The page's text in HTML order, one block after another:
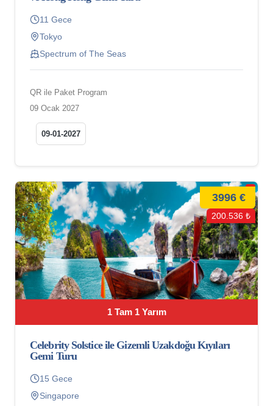
11 Gece
Tokyo
Spectrum of The Seas
QR ile Paket Program
09 Ocak 2027
09-01-2027
1 Tam 1 Yarım
3996 €
200.536 ₺
Celebrity Solstice ile Gizemli Uzakdoğu Kıyıları
Gemi Turu
15 Gece
Singapore